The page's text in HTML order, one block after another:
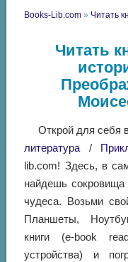
Books-Lib.com » Читать
Читать
Открой для себя
литература /
lib.com! Здесь, в
найдешь сокровища
чудеса. Возьми
Планшеты,
книги (e-book
устройства) и